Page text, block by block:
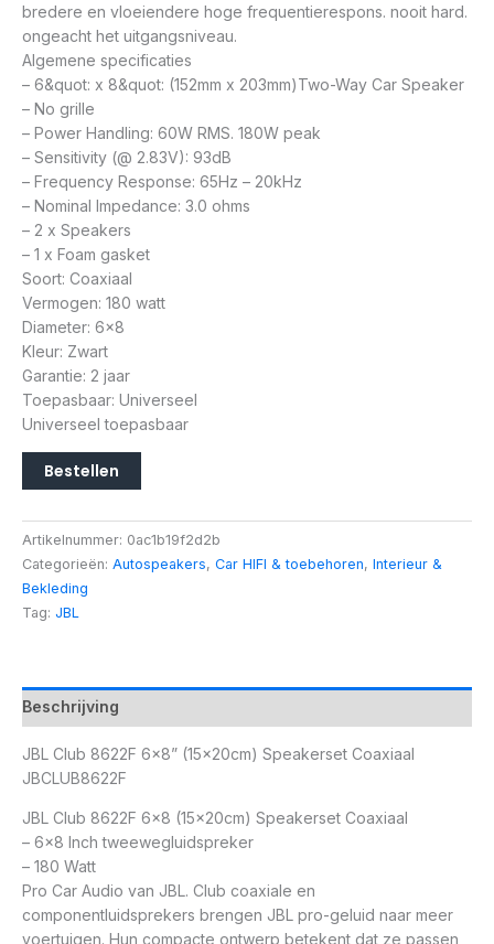
bredere en vloeiendere hoge frequentierespons. nooit hard.
ongeacht het uitgangsniveau.
Algemene specificaties
– 6&quot: x 8&quot: (152mm x 203mm)Two-Way Car Speaker
– No grille
– Power Handling: 60W RMS. 180W peak
– Sensitivity (@ 2.83V): 93dB
– Frequency Response: 65Hz – 20kHz
– Nominal Impedance: 3.0 ohms
– 2 x Speakers
– 1 x Foam gasket
Soort: Coaxiaal
Vermogen: 180 watt
Diameter: 6×8
Kleur: Zwart
Garantie: 2 jaar
Toepasbaar: Universeel
Universeel toepasbaar
Bestellen
Artikelnummer: 0ac1b19f2d2b
Categorieën: Autospeakers, Car HIFI & toebehoren, Interieur &
Bekleding
Tag: JBL
Beschrijving
JBL Club 8622F 6×8” (15x20cm) Speakerset Coaxiaal
JBCLUB8622F
JBL Club 8622F 6×8 (15x20cm) Speakerset Coaxiaal
– 6×8 Inch tweewegluidspreker
– 180 Watt
Pro Car Audio van JBL. Club coaxiale en
componentluidsprekers brengen JBL pro-geluid naar meer
voertuigen. Hun compacte ontwerp betekent dat ze passen